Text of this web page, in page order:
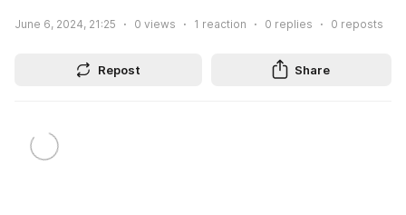
June 6, 2024, 21:25 0 views 1 reaction 0 replies 0 reposts
Repost Share